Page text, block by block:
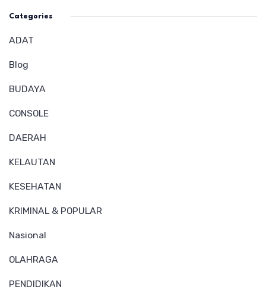
Categories
ADAT
Blog
BUDAYA
CONSOLE
DAERAH
KELAUTAN
KESEHATAN
KRIMINAL & POPULAR
Nasional
OLAHRAGA
PENDIDIKAN